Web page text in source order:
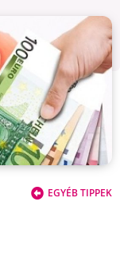
EGYÉB TIPPEK